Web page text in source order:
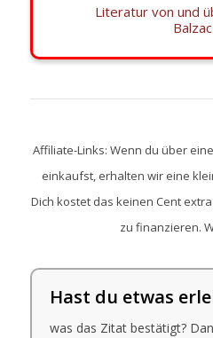
Literatur von und
Balzac
Affiliate-Links: Wenn du über
einkaufst, erhalten wir eine
Dich kostet das keinen Cent
zu finanzieren.
Hast du etwas
was das Zitat bestätigt?